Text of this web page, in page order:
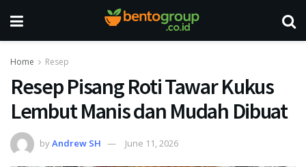
Home Resep
Resep Pisang Roti Tawar Kukus
Lembut Manis dan Mudah Dibuat
byAndrew SH June 11, 2026